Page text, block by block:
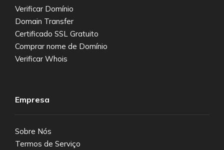
Verificar Domínio
Domain Transfer
Certificado SSL Gratuito
Comprar nome de Domínio
Verificar Whois
Empresa
Sobre Nós
Termos de Serviço